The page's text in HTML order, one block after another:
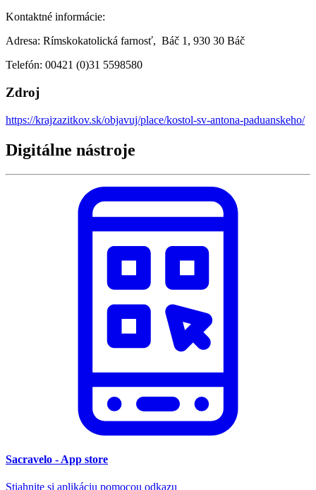
Kontaktné informácie:
Adresa: Rímskokatolická farnosť, Báč 1, 930 30 Báč
Telefón: 00421 (0)31 5598580
Zdroj
https://krajzazitkov.sk/objavuj/place/kostol-sv-antona-paduanskeho/
Digitálne nástroje
Sacravelo - App store
Stiahnite si aplikáciu pomocou odkazu